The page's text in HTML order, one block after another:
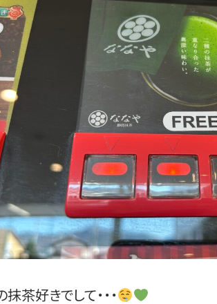
茶好きでして・・・